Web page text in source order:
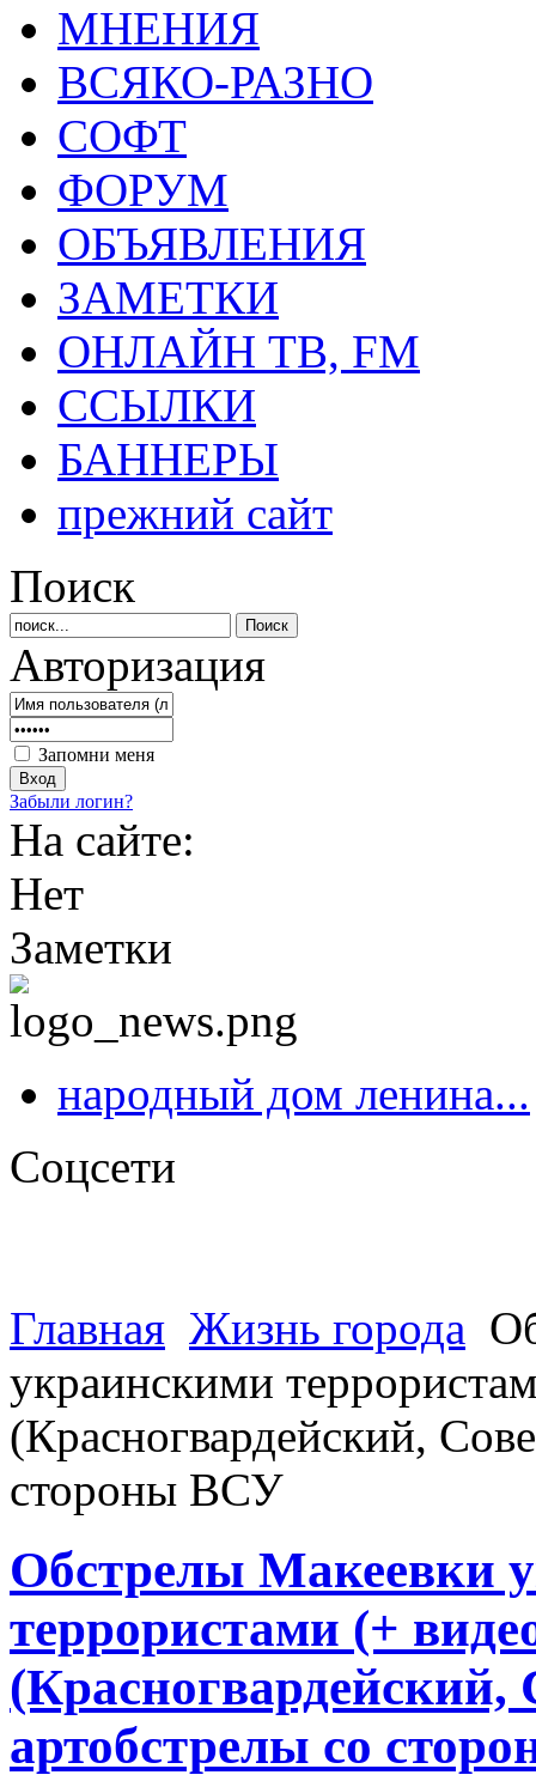
МНЕНИЯ
ВСЯКО-РАЗНО
СОФТ
ФОРУМ
ОБЪЯВЛЕНИЯ
ЗАМЕТКИ
ОНЛАЙН ТВ, FM
ССЫЛКИ
БАННЕРЫ
прежний сайт
Поиск
Авторизация
Запомни меня
Забыли логин?
На сайте:
Нет
Заметки
народный дом ленина...
Соцсети
Главная Жизнь города
украинскими
(Красногвардейский,
стороны ВСУ
Обстрелы Макеевки
террористами (+
артобстрелы со